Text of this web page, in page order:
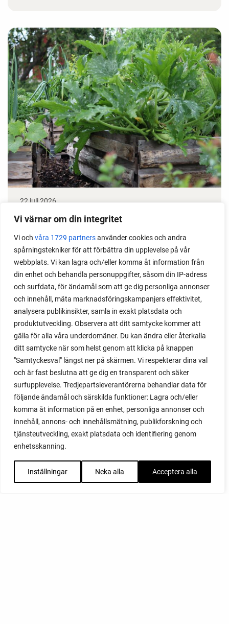
Vi värnar om din integritet
Vi och våra 1729 partnersanvänder cookies och andra
spårningstekniker för att förbättra din upplevelse på vår
webbplats. Vi kan lagra och/eller komma åt information från
din enhet och behandla personuppgifter, såsom din IP-adress
och surfdata, för ändamål som att ge dig personliga annonser
och innehåll, mäta marknadsföringskampanjers effektivitet,
analysera publikinsikter, samla in exakt platsdata och
produktutveckling. Observera att ditt samtycke kommer att
gälla för alla våra underdomäner. Du kan ändra eller återkalla
ditt samtycke när som helst genom att klicka på knappen
"Samtyckesval" längst ner på skärmen. Vi respekterar dina val
och är fast beslutna att ge dig en transparent och säker
surfupplevelse. Tredjepartsleverantörerna behandlar data för
följande ändamål och särskilda funktioner: Lagra och/eller
komma åt information på en enhet, personliga annonser och
innehåll, annons- och innehållsmätning, publikforskning och
tjänsteutveckling, exakt platsdata och identifiering genom
enhetsskanning.
Inställningar Neka alla Acceptera alla
22 juli 2026
Odla stora växter på liten plats
Med det här smarta knepet kan du odla också stora
växter i en pallkrage tillsammans med andra växter.
Perfekt om du vill odla mycket i på liten yta.